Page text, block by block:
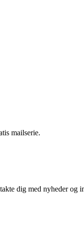
mailserie.
dig med nyheder